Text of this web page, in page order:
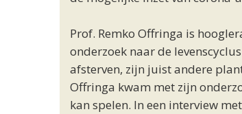
Prof. Remko Offringa is
onderzoek naar de
afsterven, zijn juist andere
Offringa kwam met zijn
kan spelen. In een interview